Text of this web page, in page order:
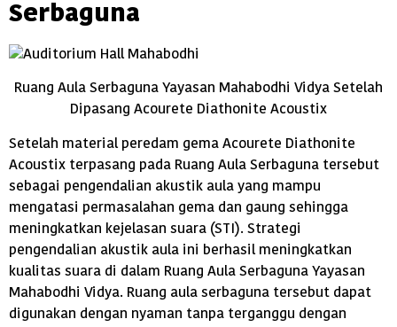
Serbaguna
Ruang Aula Serbaguna Yayasan Mahabodhi Vidya Setelah
Dipasang Acourete Diathonite Acoustix
Setelah material peredam gema Acourete Diathonite
Acoustix terpasang pada Ruang Aula Serbaguna tersebut
sebagai pengendalian akustik aula yang mampu
mengatasi permasalahan gema dan gaung sehingga
meningkatkan kejelasan suara (STI). Strategi
pengendalian akustik aula ini berhasil meningkatkan
kualitas suara di dalam Ruang Aula Serbaguna Yayasan
Mahabodhi Vidya. Ruang aula serbaguna tersebut dapat
digunakan dengan nyaman tanpa terganggu dengan